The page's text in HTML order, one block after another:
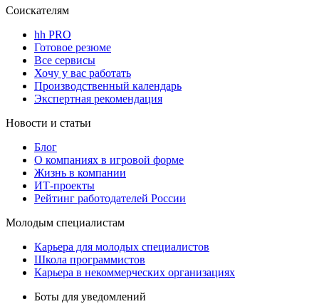
Соискателям
hh PRO
Готовое резюме
Все сервисы
Хочу у вас работать
Производственный календарь
Экспертная рекомендация
Новости и статьи
Блог
О компаниях в игровой форме
Жизнь в компании
ИТ-проекты
Рейтинг работодателей России
Молодым специалистам
Карьера для молодых специалистов
Школа программистов
Карьера в некоммерческих организациях
Боты для уведомлений